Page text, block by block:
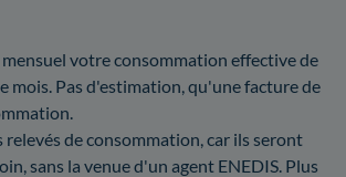
votre consommation effective de
mois. Pas d'estimation, qu'une facture de
relevés de consommation, car ils seront
sans la venue d'un agent ENEDIS. Plus